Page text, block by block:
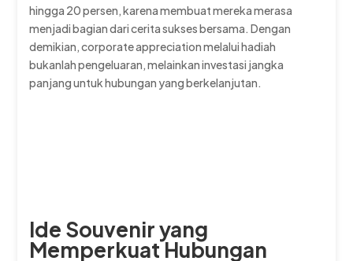
hingga 20 persen, karena membuat mereka merasa
menjadi bagian dari cerita sukses bersama. Dengan
demikian, corporate appreciation melalui hadiah
bukanlah pengeluaran, melainkan investasi jangka
panjang untuk hubungan yang berkelanjutan.
Ide Souvenir yang
Memperkuat Hubungan